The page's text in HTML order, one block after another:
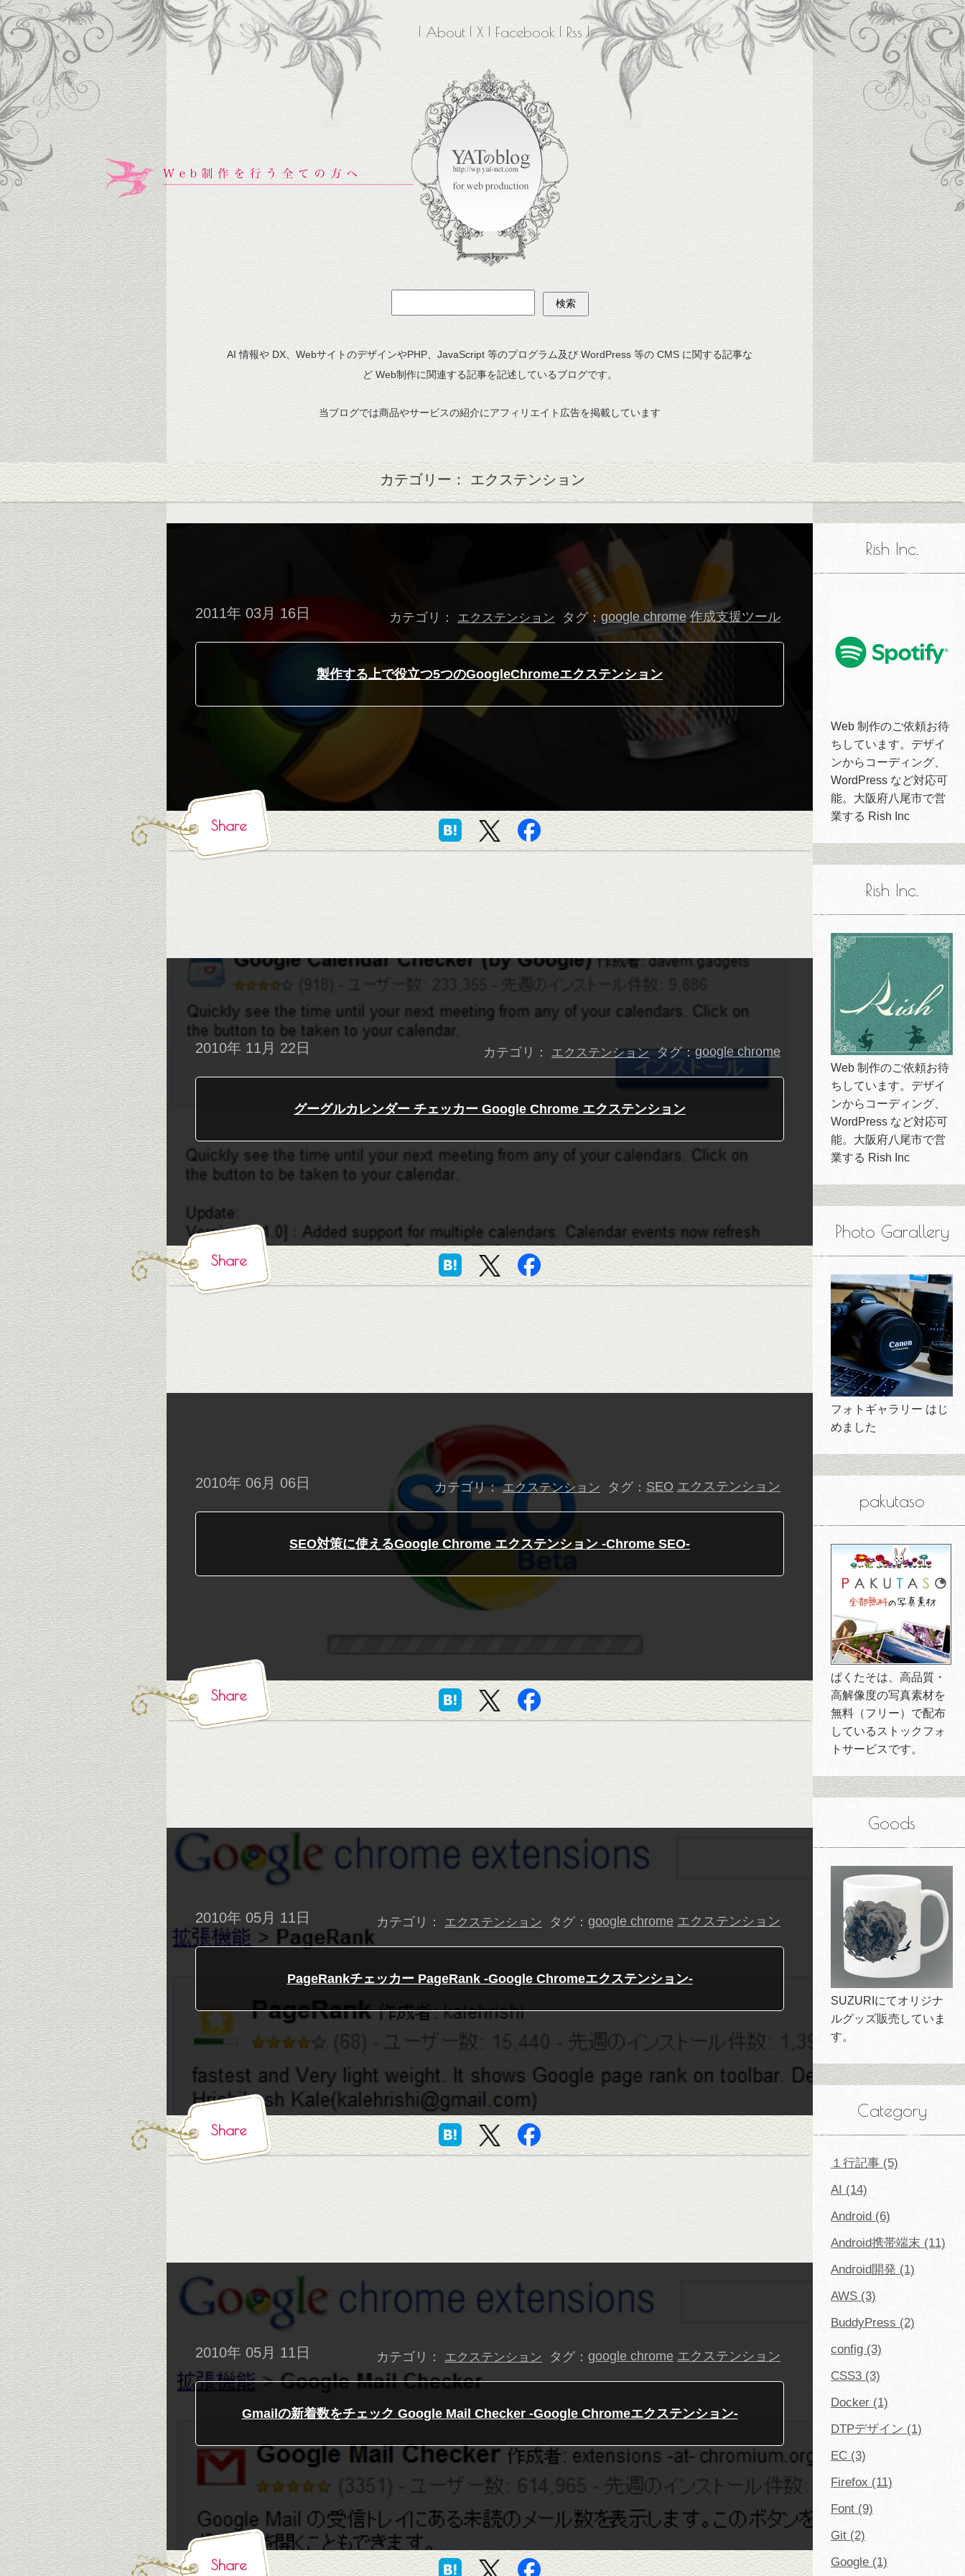
About X Facebook Rss
AI 情報や DX、WebサイトのデザインやPHP、JavaScript 等のプログラム及び WordPress 等の CMS に関する記事な
ど Web制作に関連する記事を記述しているブログです。
当ブログでは商品やサービスの紹介にアフィリエイト広告を掲載しています
カテゴリー： エクステンション
2011年 03月 16日 カテゴリ： エクステンション タグ： google chrome 作成支援ツール
製作する上で役立つ5つのGoogleChromeエクステンション
Share
2010年 11月 22日 カテゴリ： エクステンション タグ：google chrome
グーグルカレンダー チェッカー Google Chrome エクステンション
Share
2010年 06月 06日 カテゴリ： エクステンション タグ： SEO エクステンション
SEO対策に使えるGoogle Chrome エクステンション -Chrome SEO-
Share
2010年 05月 11日 カテゴリ： エクステンション タグ： google chrome エクステンション
PageRankチェッカー PageRank -Google Chromeエクステンション-
Share
2010年 05月 11日 カテゴリ： エクステンション タグ： google chrome エクステンション
Gmailの新着数をチェック Google Mail Checker -Google Chromeエクステンション-
Share
Rish Inc.
Web 制作のご依頼お待
ちしています。デザイ
ンからコーディング、
WordPress など対応可
能。大阪府八尾市で営
業する Rish Inc
Rish Inc.
Web 制作のご依頼お待
ちしています。デザイ
ンからコーディング、
WordPress など対応可
能。大阪府八尾市で営
業する Rish Inc
Photo Garallery
フォトギャラリー はじ
めました
pakutaso
ぱくたそは、高品質・
高解像度の写真素材を
無料（フリー）で配布
しているストックフォ
トサービスです。
Goods
SUZURIにてオリジナ
ルグッズ販売していま
す。
Category
１行記事 (5)
AI (14)
Android (6)
Android携帯端末 (11)
Android開発 (1)
AWS (3)
BuddyPress (2)
config (3)
CSS3 (3)
Docker (1)
DTPデザイン (1)
EC (3)
Firefox (11)
Font (9)
Git (2)
Google (1)